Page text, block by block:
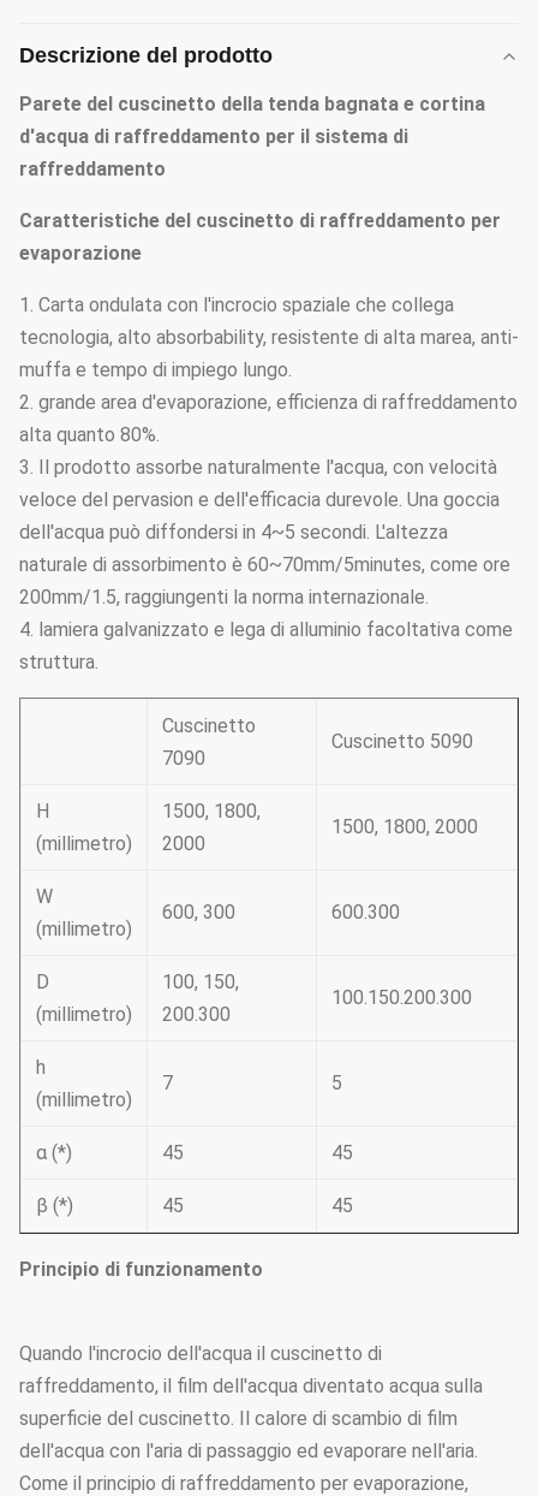
Descrizione del prodotto
Parete del cuscinetto della tenda bagnata e cortina
d'acqua di raffreddamento per il sistema di
raffreddamento
Caratteristiche del cuscinetto di raffreddamento per
evaporazione
1. Carta ondulata con l'incrocio spaziale che collega
tecnologia, alto absorbability, resistente di alta marea, anti-
muffa e tempo di impiego lungo.
2. grande area d'evaporazione, efficienza di raffreddamento
alta quanto 80%.
3. Il prodotto assorbe naturalmente l'acqua, con velocità
veloce del pervasion e dell'efficacia durevole. Una goccia
dell'acqua può diffondersi in 4~5 secondi. L'altezza
naturale di assorbimento è 60~70mm/5minutes, come ore
200mm/1.5, raggiungenti la norma internazionale.
4. lamiera galvanizzato e lega di alluminio facoltativa come
struttura.
Cuscinetto
7090
Cuscinetto 5090
H
(millimetro)
1500, 1800,
2000
1500, 1800, 2000
W
(millimetro)
600, 300 600.300
D
(millimetro)
100, 150,
200.300
100.150.200.300
h
(millimetro)
7 5
α (*) 45 45
β (*) 45 45
Principio di funzionamento
Quando l'incrocio dell'acqua il cuscinetto di
raffreddamento, il film dell'acqua diventato acqua sulla
superficie del cuscinetto. Il calore di scambio di film
dell'acqua con l'aria di passaggio ed evaporare nell'aria.
Come il principio di raffreddamento per evaporazione,